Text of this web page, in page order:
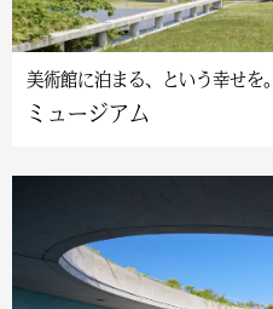
美術館に泊まる、という幸せを。
ミュージアム